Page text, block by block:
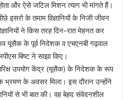
और ऐसे जटिल मिशन त्याग भी मांगते हैं।
के तमाम विज्ञानियों के निजी जीवन
ने किस तरह दिन-रात मेहनत कर
यूसैक के पूर्व निदेशक व एचएनबी गढ़वाल
बिष्ट ने साझा किए।
उपयोग केंद्र (यूसैक) के निदेशक के रूप
भ्रमण के अवसर मिला। इस दौरान उन्होंने
से भी बात की। वह बेहद संवेदनशील